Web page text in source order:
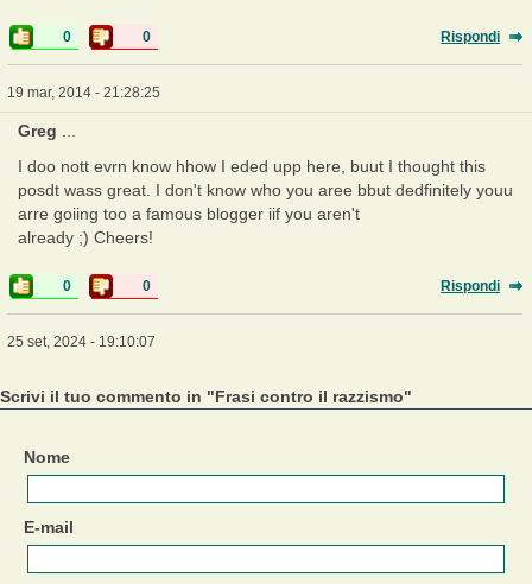
0 0 Rispondi
19 mar, 2014 - 21:28:25
Greg ...
I doo nott evrn know hhow I eded upp here, buut I thought this
posdt wass great. I don't know who you aree bbut dedfinitely youu
arre goiing too a famous blogger iif you aren't
already ;) Cheers!
0 0 Rispondi
25 set, 2024 - 19:10:07
Scrivi il tuo commento in "Frasi contro il razzismo"
Nome
E-mail